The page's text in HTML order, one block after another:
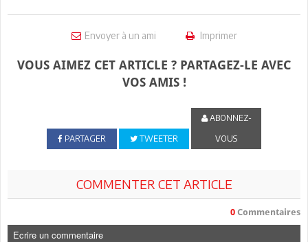
Envoyer à un ami Imprimer
VOUS AIMEZ CET ARTICLE ? PARTAGEZ-LE AVEC
VOS AMIS !
PARTAGER TWEETER
ABONNEZ-
VOUS
COMMENTER CET ARTICLE
0 Commentaires
Ecrire un commentaire